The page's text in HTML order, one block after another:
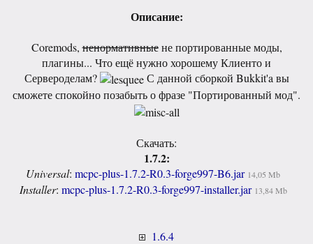
Описание:
Coremods,ненормативныене портированные моды,
плагины... Что ещё нужно хорошему Клиенто и
Сервероделам?
С данной сборкой Bukkit'a вы
сможете спокойно позабыть о фразе "Портированный мод".
Скачать:
1.7.2:
Universal: mcpc-plus-1.7.2-R0.3-forge997-B6.jar 14,05 Mb
Installer: mcpc-plus-1.7.2-R0.3-forge997-installer.jar 13,84 Mb
1.6.4